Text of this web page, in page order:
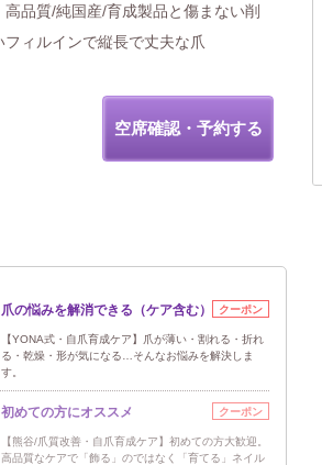
高品質/純国産/育成製品と傷まない削
フィルインで縦長で丈夫な爪
空席確認・予約する
爪の悩みを解消できる（ケア含む） クーポン
【YONA式・自爪育成ケア】爪が薄い・割れる・折れ
る・乾燥・形が気になる…そんなお悩みを解決しま
す。
初めての方にオススメ クーポン
【熊谷/爪質改善・自爪育成ケア】初めての方大歓迎。
高品質なケアで「飾る」のではなく「育てる」ネイル